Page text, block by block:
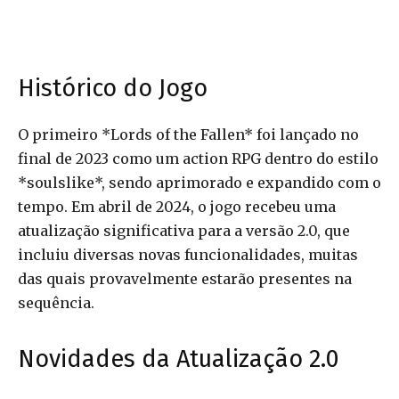
Histórico do Jogo
O primeiro *Lords of the Fallen* foi lançado no
final de 2023 como um action RPG dentro do estilo
*soulslike*, sendo aprimorado e expandido com o
tempo. Em abril de 2024, o jogo recebeu uma
atualização significativa para a versão 2.0, que
incluiu diversas novas funcionalidades, muitas
das quais provavelmente estarão presentes na
sequência.
Novidades da Atualização 2.0